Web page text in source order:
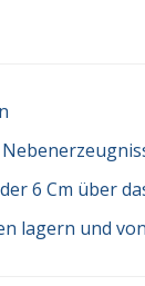
6 Cm über
und